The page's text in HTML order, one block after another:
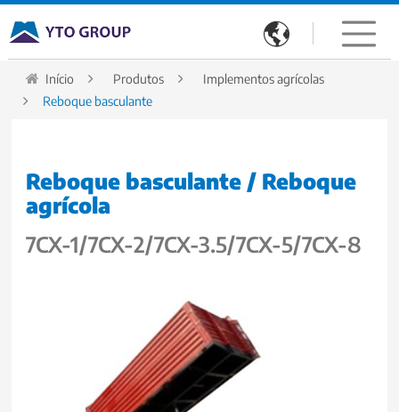

Início Produtos
Implementos agrícolas
Reboque basculante
Reboque basculante / Reboque
agrícola
7CX-1/7CX-2/7CX-3.5/7CX-5/7CX-8